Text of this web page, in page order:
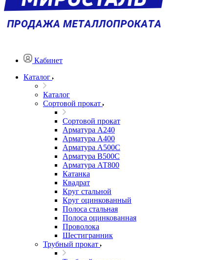
Кабинет
Каталог
Каталог
Сортовой прокат
Сортовой прокат
Арматура А240
Арматура А400
Арматура А500C
Арматура В500С
Арматура АТ800
Катанка
Квадрат
Круг стальной
Круг оцинкованный
Полоса стальная
Полоса оцинкованная
Проволока
Шестигранник
Трубный прокат